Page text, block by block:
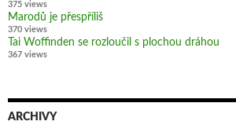
375 views
Marodů je přespříliš
370 views
Tai Woffinden se rozloučil s plochou dráhou
367 views
ARCHIVY